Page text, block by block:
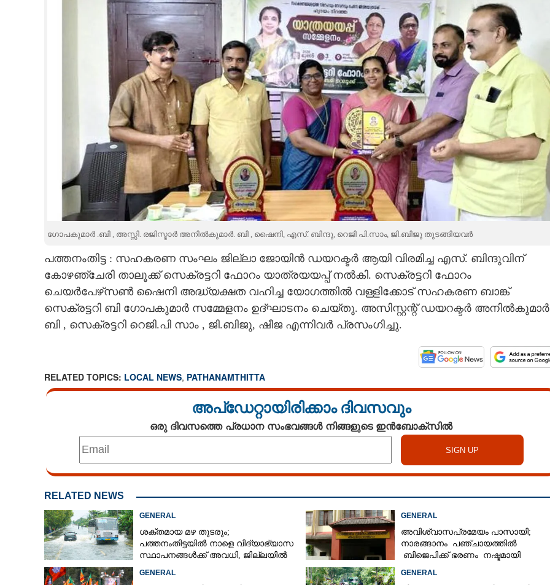
ഗോപകുമാർ .ബി , അസ്സി. രജിസ്ടാർ അനിൽകുമാർ. ബി , ഷൈനി, എസ്. ബിന്ദു, റെജി പി.സാം, ജി.ബിജു തുടങ്ങിയവർ
പത്തനംതിട്ട : സഹകരണ സംഘം ജില്ലാ ജോയിൻ ഡയറക്ടർ ആയി വിരമിച്ച എസ്. ബിന്ദുവിന്
കോഴഞ്ചേരി താലൂക്ക് സെക്രട്ടറി ഫോറം യാത്രയയപ്പ് നൽകി. സെക്രട്ടറി ഫോറം
ചെയർപേഴ്‌സൺ ഷൈനി അദ്ധ്യക്ഷത വഹിച്ച യോഗത്തിൽ വള്ളിക്കോട് സഹകരണ ബാങ്ക്
സെക്രട്ടറി ബി ഗോപകുമാർ സമ്മേളനം ഉദ്ഘാടനം ചെയ്തു. അസിസ്റ്റന്റ് ഡയറക്ടർ
ബി , സെക്രട്ടറി റെജി.പി സാം , ജി.ബിജു, ഷീജ എന്നിവർ പ്രസംഗിച്ചു.
RELATED TOPICS: LOCAL NEWS, PATHANAMTHITTA
അപ്ഡേറ്റായിരിക്കാം ദിവസവും
ഒരു ദിവസത്തെ പ്രധാന സംഭവങ്ങൾ നിങ്ങളുടെ ഇൻബോക്സിൽ
RELATED NEWS
GENERAL
ശക്തമായ മഴ തുടരും;
പത്തനംതിട്ടയിൽ നാളെ വിദ്യാഭ്യാസ
സ്ഥാപനങ്ങൾക്ക് അവധി,​ ജില്ലയിൽ
GENERAL
അവിശ്വാസപ്രമേയം പാസായി;
നാരങ്ങാനം പഞ്ചായത്തിൽ
ബിജെപിക്ക് ഭരണം നഷ്ടമായി
GENERAL GENERAL